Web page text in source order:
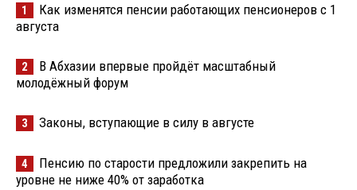
1
Как изменятся пенсии работающих пенсионеров с 1
августа
2
В Абхазии впервые пройдёт масштабный
молодёжный форум
3 Законы, вступающие в силу в августе
4
Пенсию по старости предложили закрепить на
уровне не ниже 40% от заработка